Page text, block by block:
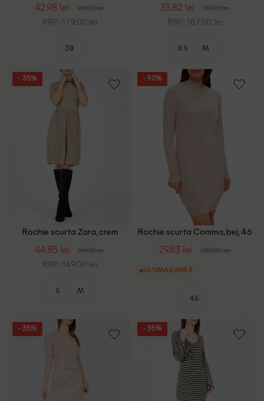
42.98 lei 98.00 lei
RRP: 179.00 lei
38
35.82 lei 78.90 lei
RRP: 187.00 lei
XS M
- 35%
Rochie scurta Zara, crem
44.85 lei 69.00 lei
RRP: 149.00 lei
S M
- 90%
Rochie scurta Comma, bej, 46
29.83 lei 289.00 lei
ULTIMA ȘANSĂ
46
- 35% - 35%